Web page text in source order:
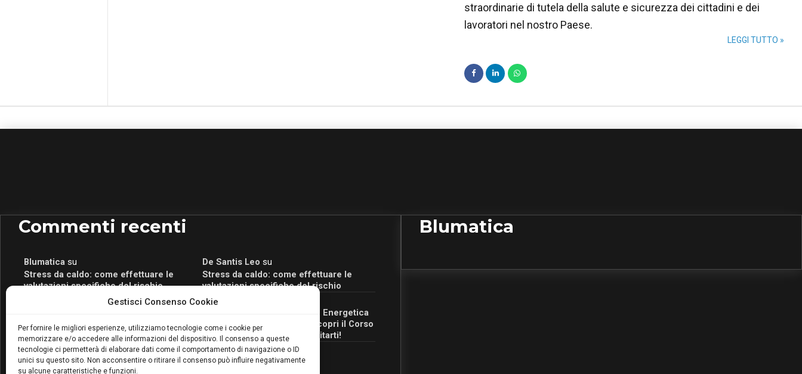
Gestisci Consenso Cookie
Per fornire le migliori esperienze, utilizziamo tecnologie come i cookie per
memorizzare e/o accedere alle informazioni del dispositivo. Il consenso a queste
tecnologie ci permetterà di elaborare dati come il comportamento di navigazione o ID
unici su questo sito. Non acconsentire o ritirare il consenso può influire negativamente
su alcune caratteristiche e funzioni.
straordinarie di tutela della salute e sicurezza dei cittadini e dei
lavoratori nel nostro Paese.
LEGGI TUTTO »
Commenti recenti
Blumaticasu
Stress da caldo: come effettuare le
valutazioni specifiche del rischio
De Santis Leo su
Stress da caldo: come effettuare le
valutazioni specifiche del rischio
attivo anche in Campania: scopri il Corso
Blumatica da 80 Ore per abilitarti!
Romeo Myrtaj
Portale per la Certificazione Energetica
attivo anche in Campania: scopri il Corso
Blumatica da 80 Ore per abilitarti!
Blumaticasu
Coordinatore della Sicurezza: cosa è
Blumatica